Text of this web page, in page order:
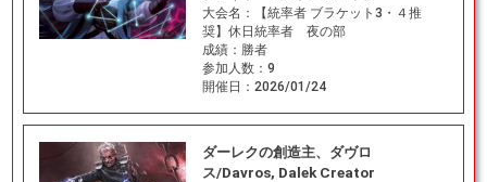
大会名：
【統率者 ブラケット3・４推
奨】休日統率者 夜の部
成績： 勝者
参加人数： 9
開催日： 2026/01/24
ダーレクの創造主、ダヴロ
ス/Davros, Dalek Creator